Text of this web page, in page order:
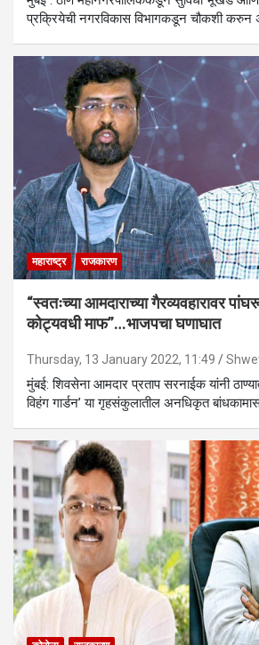
प्रक्रियेची नगरविकास विभागकडून चौकशी करुन
महाराष्ट्र राजकारण
“स्वतःच्या आमदाराच्या गैरव्यवहारावर
कोट्यवधी माफ”…भाजपचा घणाघात
Thursday, 13 January 2022, 11:49
मुंबई: शिवसेना आमदार प्रताप सरनाईक यांनी
विहंग गार्डन’ या गृहसंकुलातील अनधिकृत